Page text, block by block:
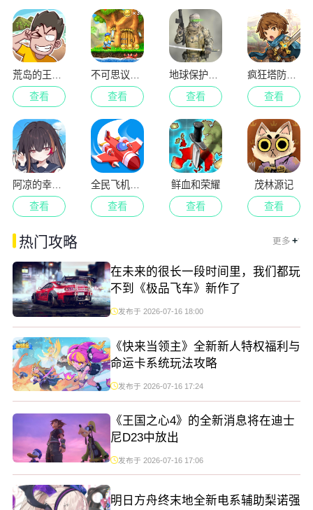
查看
查看
地球保护小队
查看
疯狂塔防物语
查看
阿凉的幸运日
查看
全民飞机空战
查看
鲜血和荣耀
查看
茂林源记
查看
热门攻略 更多 +.
在未来的很长一段时间里，我们都玩
不到《极品飞车》新作了
发布于 2026-07-16 18:00
《快来当领主》全新新人特权福利与
命运卡系统玩法攻略
发布于 2026-07-16 17:24
《王国之心4》的全新消息将在迪士
尼D23中放出
发布于 2026-07-16 17:06
明日方舟终末地全新电系辅助梨诺强